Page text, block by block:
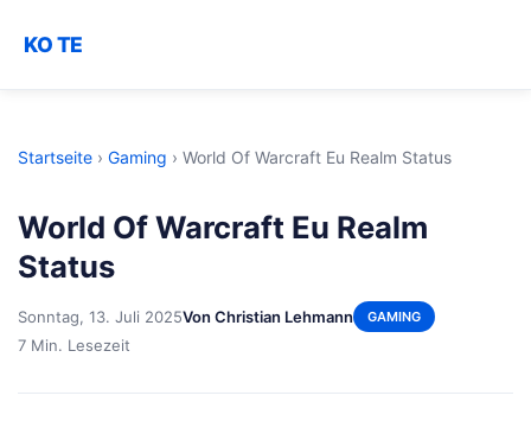
KO TE
Startseite › Gaming › World Of Warcraft Eu Realm Status
World Of Warcraft Eu Realm
Status
Sonntag, 13. Juli 2025Von Christian Lehmann GAMING
7 Min. Lesezeit